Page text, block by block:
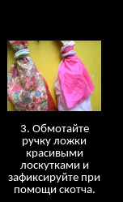
3. Обмотайте
ручку ложки
красивыми
лоскутками и
зафиксируйте при
помощи скотча.